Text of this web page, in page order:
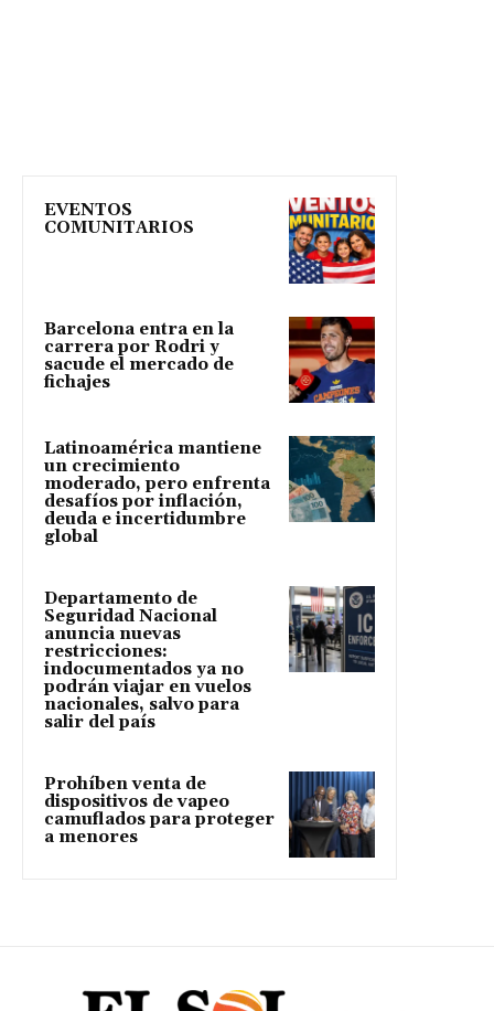
EVENTOS
COMUNITARIOS
Barcelona entra en la
carrera por Rodri y
sacude el mercado de
fichajes
Latinoamérica mantiene
un crecimiento
moderado, pero enfrenta
desafíos por inflación,
deuda e incertidumbre
global
Departamento de
Seguridad Nacional
anuncia nuevas
restricciones:
indocumentados ya no
podrán viajar en vuelos
nacionales, salvo para
salir del país
Prohíben venta de
dispositivos de vapeo
camuflados para proteger
a menores